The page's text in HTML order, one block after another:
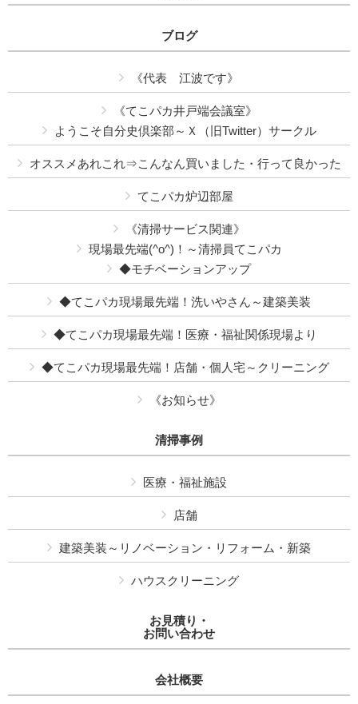
ブログ
《代表 江波です》
《てこパカ井戸端会議室》
ようこそ自分史倶楽部～Ｘ（旧Twitter）サークル
オススメあれこれ⇒こんなん買いました・行って良かった
てこパカ炉辺部屋
《清掃サービス関連》
現場最先端(^o^)！～清掃員てこパカ
◆モチベーションアップ
◆てこパカ現場最先端！洗いやさん～建築美装
◆てこパカ現場最先端！医療・福祉関係現場より
◆てこパカ現場最先端！店舗・個人宅～クリーニング
《お知らせ》
清掃事例
医療・福祉施設
店舗
建築美装～リノベーション・リフォーム・新築
ハウスクリーニング
お見積り・
お問い合わせ
会社概要